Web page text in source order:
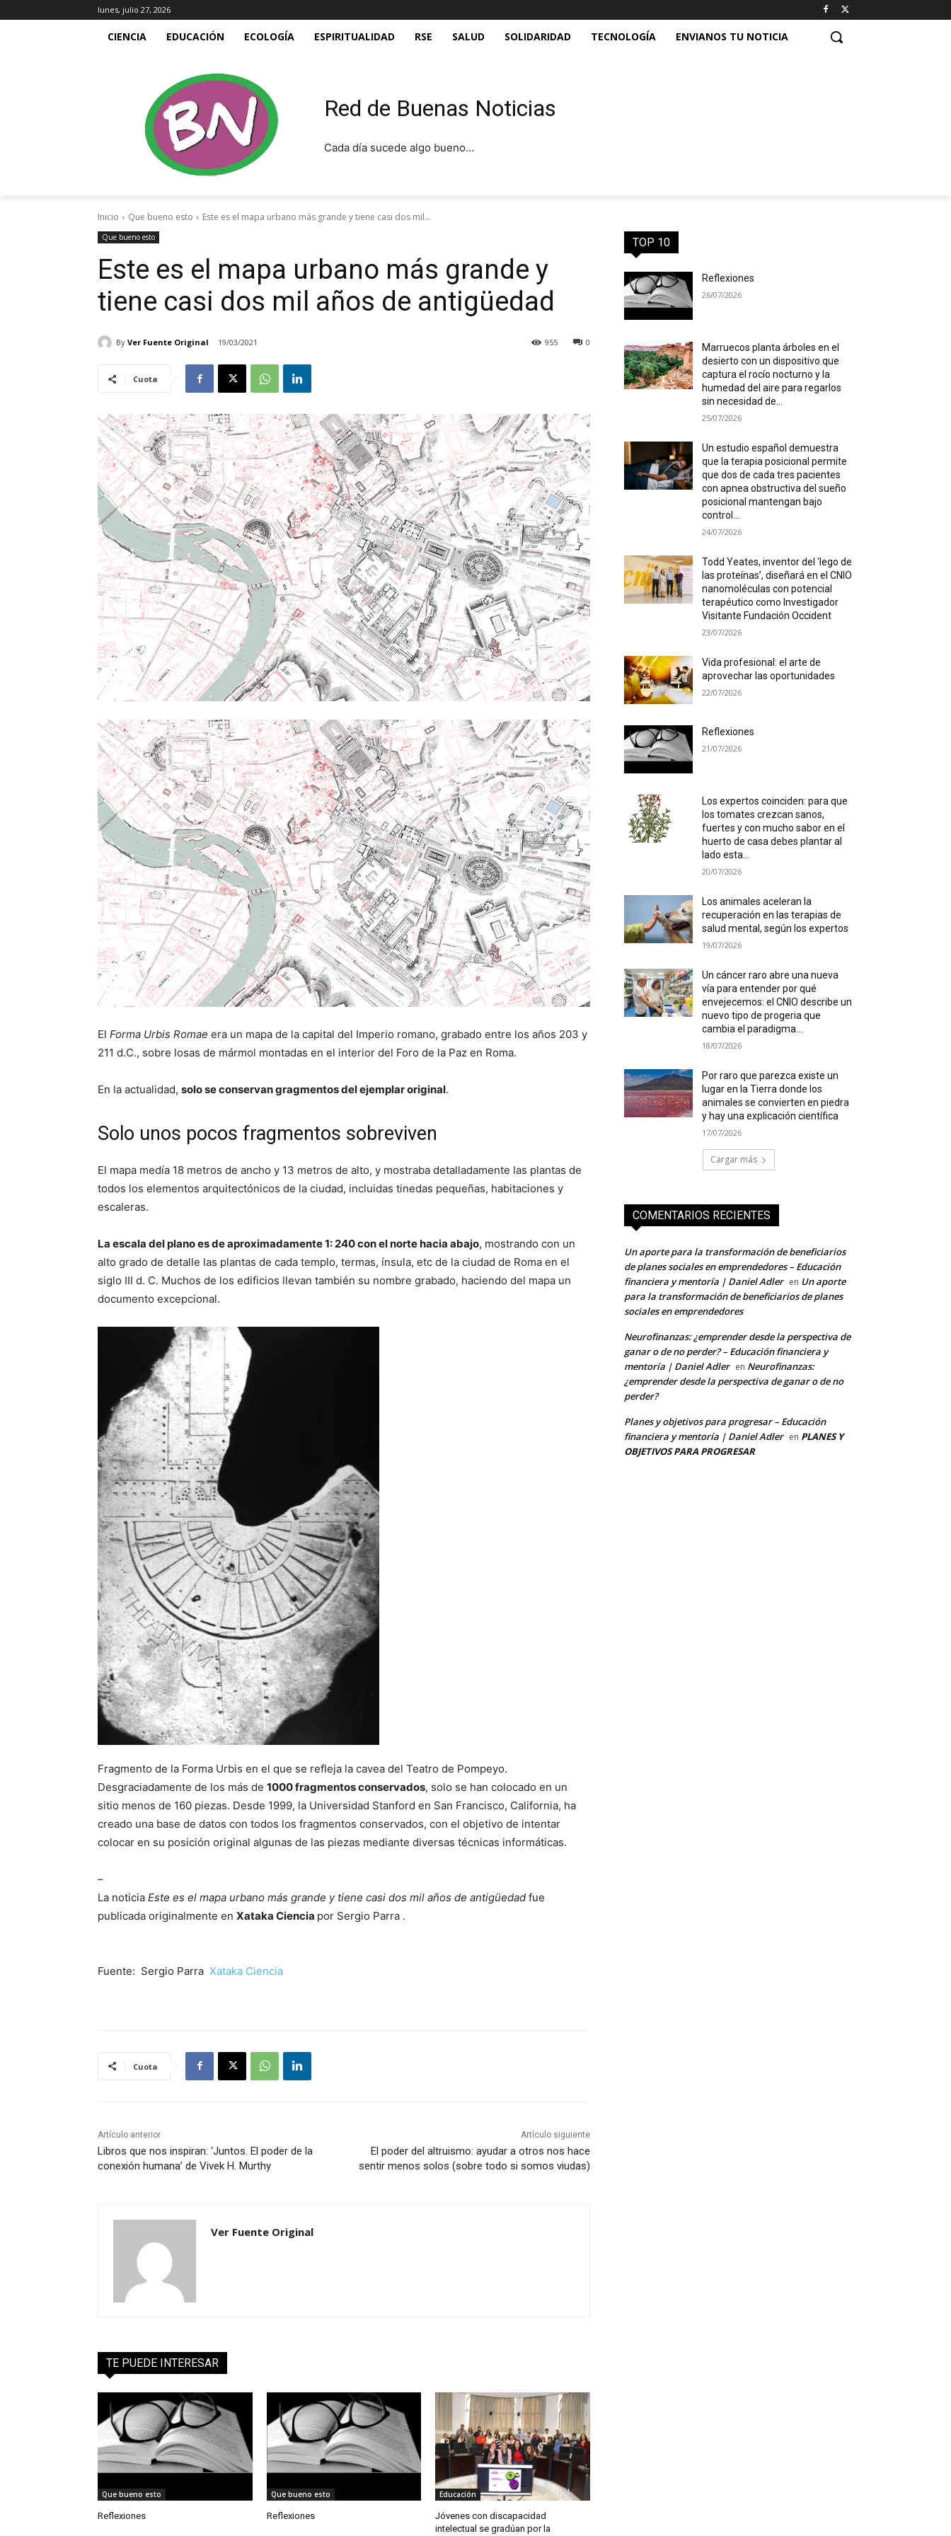
lunes, julio 27, 2026
CIENCIA EDUCACIÓN ECOLOGÍA ESPIRITUALIDAD RSE SALUD SOLIDARIDAD TECNOLOGÍA ENVIANOS TU NOTICIA
Red de Buenas Noticias
Cada día sucede algo bueno...
Inicio Que bueno esto Este es el mapa urbano más grande y tiene casi dos mil...
Que bueno esto
Este es el mapa urbano más grande y
tiene casi dos mil años de antigüedad
By Ver Fuente Original 19/03/2021 0
955
Cuota
El Forma Urbis Romae era un mapa de la capital del Imperio romano, grabado entre los años 203 y
211 d.C., sobre losas de mármol montadas en el interior del Foro de la Paz en Roma.
En la actualidad, solo se conservan gragmentos del ejemplar original.
Solo unos pocos fragmentos sobreviven
El mapa medía 18 metros de ancho y 13 metros de alto, y mostraba detalladamente las plantas de
todos los elementos arquitectónicos de la ciudad, incluidas tinedas pequeñas, habitaciones y
escaleras.
La escala del plano es de aproximadamente 1: 240 con el norte hacia abajo, mostrando con un
alto grado de detalle las plantas de cada templo, termas, ínsula, etc de la ciudad de Roma en el
siglo III d. C. Muchos de los edificios llevan también su nombre grabado, haciendo del mapa un
documento excepcional.
Fragmento de la Forma Urbis en el que se refleja la cavea del Teatro de Pompeyo.
Desgraciadamente de los más de 1000 fragmentos conservados, solo se han colocado en un
sitio menos de 160 piezas. Desde 1999, la Universidad Stanford en San Francisco, California, ha
creado una base de datos con todos los fragmentos conservados, con el objetivo de intentar
colocar en su posición original algunas de las piezas mediante diversas técnicas informáticas.
–
La noticia Este es el mapa urbano más grande y tiene casi dos mil años de antigüedad fue
publicada originalmente en Xataka Ciencia por Sergio Parra .
Fuente: Sergio Parra Xataka Ciencia
Cuota
Artículo anterior
Libros que nos inspiran: ‘Juntos. El poder de la
conexión humana’ de Vivek H. Murthy
Artículo siguiente
El poder del altruismo: ayudar a otros nos hace
sentir menos solos (sobre todo si somos viudas)
Ver Fuente Original
TE PUEDE INTERESAR
Que bueno esto
Reflexiones
Que bueno esto
Reflexiones
Educación
Jóvenes con discapacidad
intelectual se gradúan por la
TOP 10
Reflexiones
26/07/2026
Marruecos planta árboles en el
desierto con un dispositivo que
captura el rocío nocturno y la
humedad del aire para regarlos
sin necesidad de...
25/07/2026
Un estudio español demuestra
que la terapia posicional permite
que dos de cada tres pacientes
con apnea obstructiva del sueño
posicional mantengan bajo
control...
24/07/2026
Todd Yeates, inventor del ‘lego de
las proteínas’, diseñará en el CNIO
nanomoléculas con potencial
terapéutico como Investigador
Visitante Fundación Occident
23/07/2026
Vida profesional: el arte de
aprovechar las oportunidades
22/07/2026
Reflexiones
21/07/2026
Los expertos coinciden: para que
los tomates crezcan sanos,
fuertes y con mucho sabor en el
huerto de casa debes plantar al
lado esta...
20/07/2026
Los animales aceleran la
recuperación en las terapias de
salud mental, según los expertos
19/07/2026
Un cáncer raro abre una nueva
vía para entender por qué
envejecemos: el CNIO describe un
nuevo tipo de progeria que
cambia el paradigma...
18/07/2026
Por raro que parezca existe un
lugar en la Tierra donde los
animales se convierten en piedra
y hay una explicación científica
17/07/2026
Cargar más
COMENTARIOS RECIENTES
Un aporte para la transformación de beneficiarios
de planes sociales en emprendedores – Educación
financiera y mentoría | Daniel Adler en Un aporte
para la transformación de beneficiarios de planes
sociales en emprendedores
Neurofinanzas: ¿emprender desde la perspectiva de
ganar o de no perder? – Educación financiera y
mentoría | Daniel Adler en Neurofinanzas:
¿emprender desde la perspectiva de ganar o de no
perder?
Planes y objetivos para progresar – Educación
financiera y mentoría | Daniel Adler en PLANES Y
OBJETIVOS PARA PROGRESAR